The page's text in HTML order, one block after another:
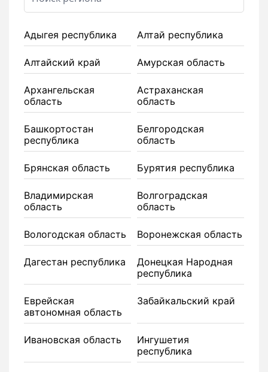
Адыгея республика Алтай республика
Алтайский край Амурская область
Архангельская
область
Астраханская
область
Башкортостан
республика
Белгородская
область
Брянская область Бурятия республика
Владимирская
область
Волгоградская
область
Вологодская область Воронежская область
Дагестан республика
Донецкая Народная
республика
Еврейская
автономная область
Забайкальский край
Ивановская область
Ингушетия
республика